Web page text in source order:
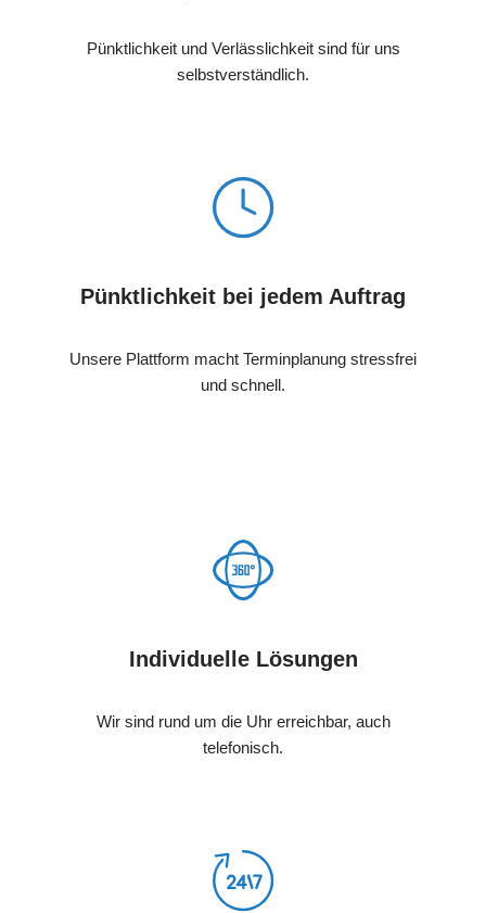
Pünktlichkeit und Verlässlichkeit sind für uns
selbstverständlich.
Pünktlichkeit bei jedem Auftrag
Unsere Plattform macht Terminplanung stressfrei
und schnell.
Individuelle Lösungen
Wir sind rund um die Uhr erreichbar, auch
telefonisch.